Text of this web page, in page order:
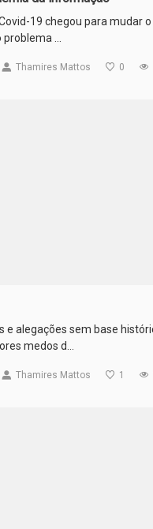
19 chegou para mudar
…
Thamires Mattos 0
e alegações sem base
medos d…
Thamires Mattos 1